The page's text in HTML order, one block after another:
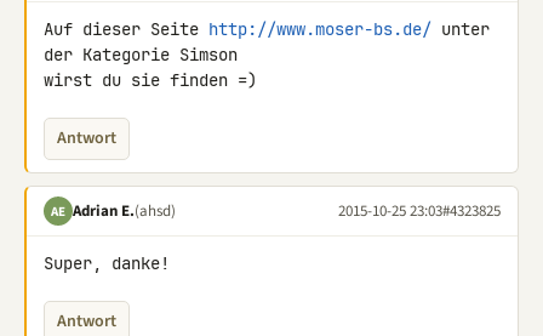
Auf dieser Seite http://www.moser-bs.de/ unter
der Kategorie Simson
wirst du sie finden =)
Antwort
AE Adrian E.(ahsd) 2015-10-25 23:03#4323825
Super, danke!
Antwort